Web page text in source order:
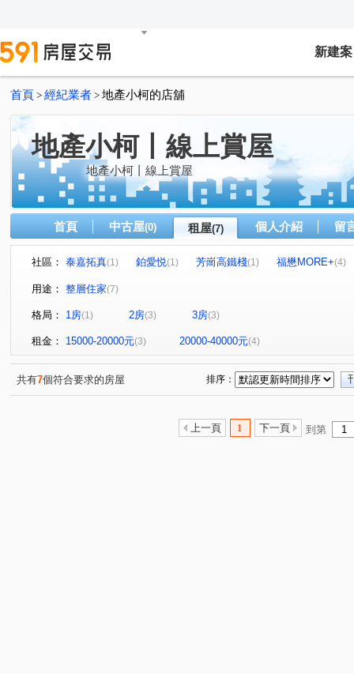
新建案
首頁 > 經紀業者 > 地產小柯的店舖
地產小柯丨線上賞屋
地產小柯丨線上賞屋
首頁 中古屋(0) 租屋(7) 個人介紹 留
社區： 泰嘉拓真(1) 鉑愛悦(1) 芳崗高鐵棧(1) 福懋MORE+(4)
博愛四路
用途： 整層住家(7)
格局： 1房(1) 2房(3) 3房(3)
租金： 15000-20000元(3) 20000-40000元(4)
共有7個符合要求的房屋 排序：
上一頁 1 下一頁 到第